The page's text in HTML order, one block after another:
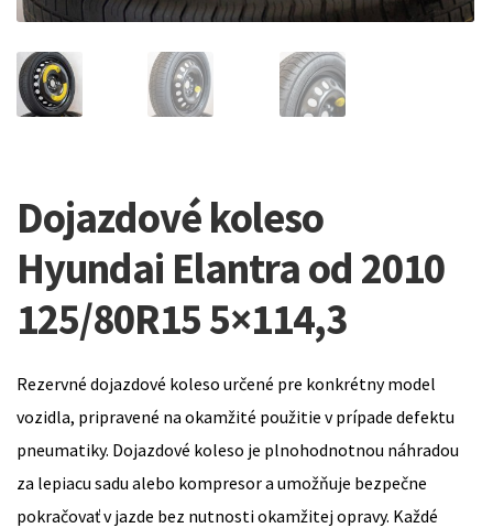
Dojazdové koleso
Hyundai Elantra od 2010
125/80R15 5×114,3
Rezervné dojazdové koleso určené pre konkrétny model
vozidla, pripravené na okamžité použitie v prípade defektu
pneumatiky. Dojazdové koleso je plnohodnotnou náhradou
za lepiacu sadu alebo kompresor a umožňuje bezpečne
pokračovať v jazde bez nutnosti okamžitej opravy. Každé